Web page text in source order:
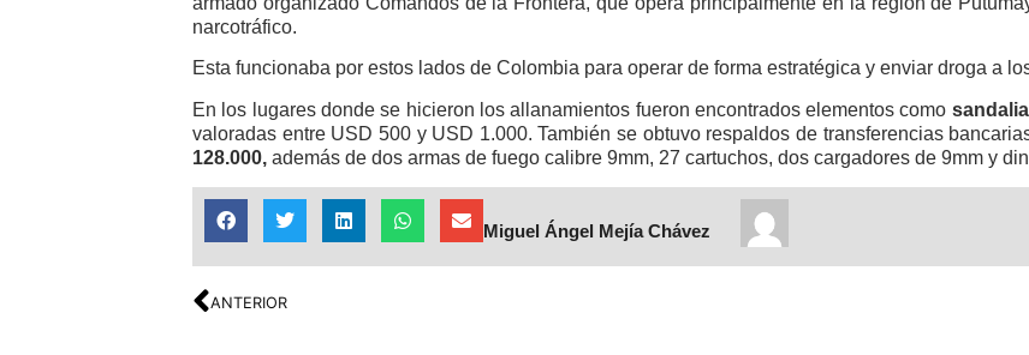
narcotráfico.
Esta funcionaba por estos lados de Colombia para operar de forma estratégica y enviar droga a
En los lugares donde se hicieron los allanamientos fueron encontrados elementos como
valoradas entre USD 500 y USD 1.000. También se obtuvo respaldos de transferencias
128.000, además de dos armas de fuego calibre 9mm, 27 cartuchos, dos cargadores de 9mm y
Miguel Ángel Mejía Chávez
ANTERIOR